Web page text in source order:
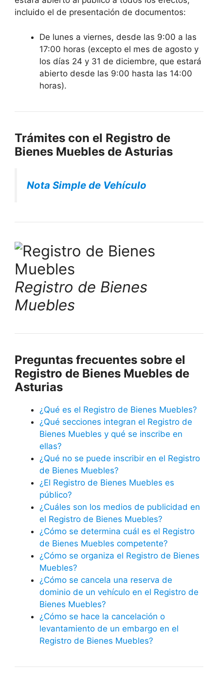
incluido el de presentación de documentos:
De lunes a viernes, desde las 9:00 a las
17:00 horas (excepto el mes de agosto y
los días 24 y 31 de diciembre, que estará
abierto desde las 9:00 hasta las 14:00
horas).
Trámites con el Registro de
Bienes Muebles de Asturias
Nota Simple de Vehículo
Registro de Bienes
Muebles
Preguntas frecuentes sobre el
Registro de Bienes Muebles de
Asturias
¿Qué es el Registro de Bienes Muebles?
¿Qué secciones integran el Registro de
Bienes Muebles y qué se inscribe en
ellas?
¿Qué no se puede inscribir en el Registro
de Bienes Muebles?
¿El Registro de Bienes Muebles es
público?
¿Cuáles son los medios de publicidad en
el Registro de Bienes Muebles?
¿Cómo se determina cuál es el Registro
de Bienes Muebles competente?
¿Cómo se organiza el Registro de Bienes
Muebles?
¿Cómo se cancela una reserva de
dominio de un vehículo en el Registro de
Bienes Muebles?
¿Cómo se hace la cancelación o
levantamiento de un embargo en el
Registro de Bienes Muebles?